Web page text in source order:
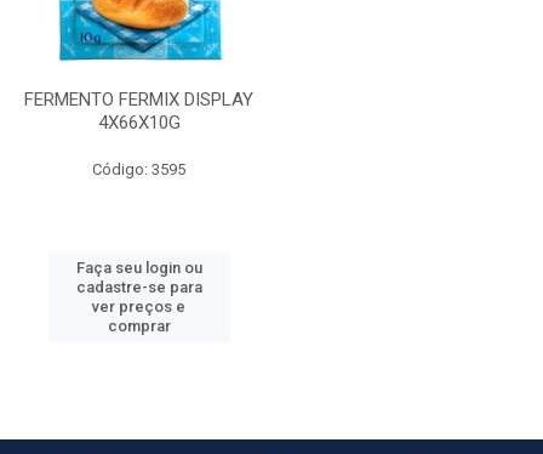
FERMENTO FERMIX DISPLAY
4X66X10G
Código: 3595
Faça seu login ou
cadastre-se para
ver preços e
comprar